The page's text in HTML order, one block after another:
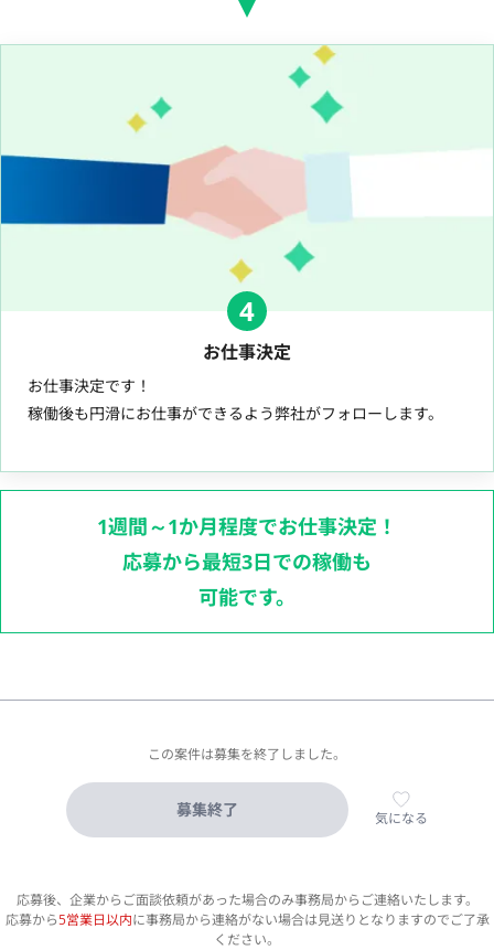
4
お仕事決定
お仕事決定です！
稼働後も円滑にお仕事ができるよう弊社がフォローします。
1週間～1か月程度でお仕事決定！
応募から最短3日での稼働も
可能です。
この案件は募集を終了しました。
募集終了 気になる
応募後、企業からご面談依頼があった場合のみ事務局からご連絡いたします。
応募から5営業日以内に事務局から連絡がない場合は見送りとなりますのでご了承
ください。